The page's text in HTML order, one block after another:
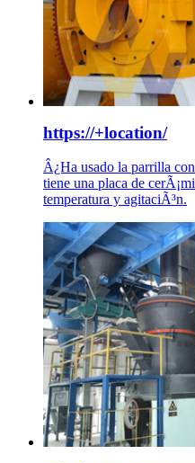
https://+location/
Â¿Ha usado la parrilla
tiene una placa de
temperatura y agitaciÃ³n.